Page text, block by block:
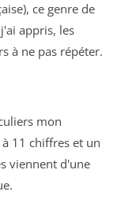
ce genre de
appris, les
à ne pas répéter.
mon
11 chiffres et un
viennent d'une